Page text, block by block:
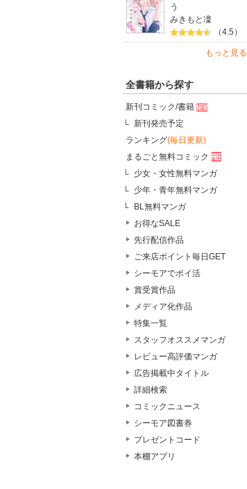
う
みきもと凜
（4.5）
もっと見る
全書籍から探す
新刊コミック/書籍
新刊発売予定
ランキング(毎日更新)
まるごと無料コミック
少女・女性無料マンガ
少年・青年無料マンガ
BL無料マンガ
お得なSALE
先行配信作品
ご来店ポイント毎日GET
シーモアでポイ活
賞受賞作品
メディア化作品
特集一覧
スタッフオススメマンガ
レビュー高評価マンガ
広告掲載中タイトル
詳細検索
コミックニュース
シーモア図書券
プレゼントコード
本棚アプリ